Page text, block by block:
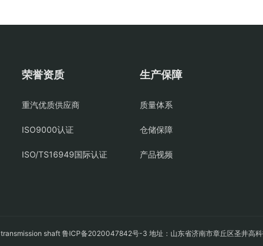
荣誉资质
重汽优质供应商
ISO9000认证
ISO/TS16949国际认证
生产保障
质量体系
仓储保障
产品视频
transmission shaft 鲁ICP备2020047842号-3 地址：山东省济南市章丘区圣井